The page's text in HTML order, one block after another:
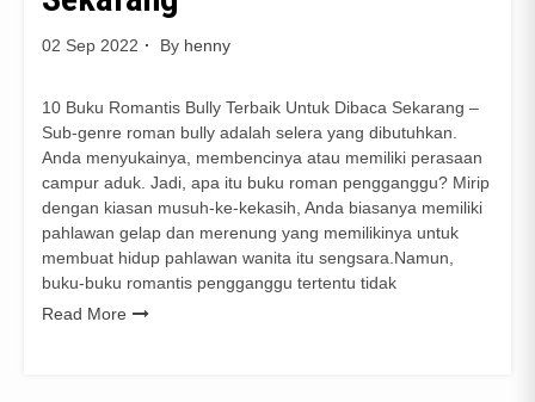
02 Sep 2022 By henny
10 Buku Romantis Bully Terbaik Untuk Dibaca Sekarang –
Sub-genre roman bully adalah selera yang dibutuhkan.
Anda menyukainya, membencinya atau memiliki perasaan
campur aduk. Jadi, apa itu buku roman pengganggu? Mirip
dengan kiasan musuh-ke-kekasih, Anda biasanya memiliki
pahlawan gelap dan merenung yang memilikinya untuk
membuat hidup pahlawan wanita itu sengsara.Namun,
buku-buku romantis pengganggu tertentu tidak
Read More